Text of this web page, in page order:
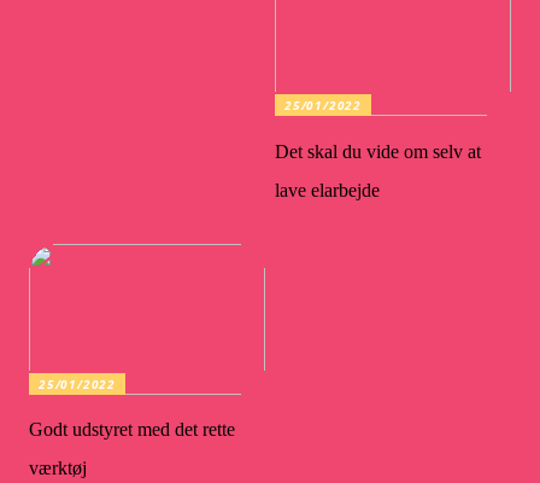
25/01/2022
Det skal du vide om selv at
lave elarbejde
25/01/2022
Godt udstyret med det rette
værktøj